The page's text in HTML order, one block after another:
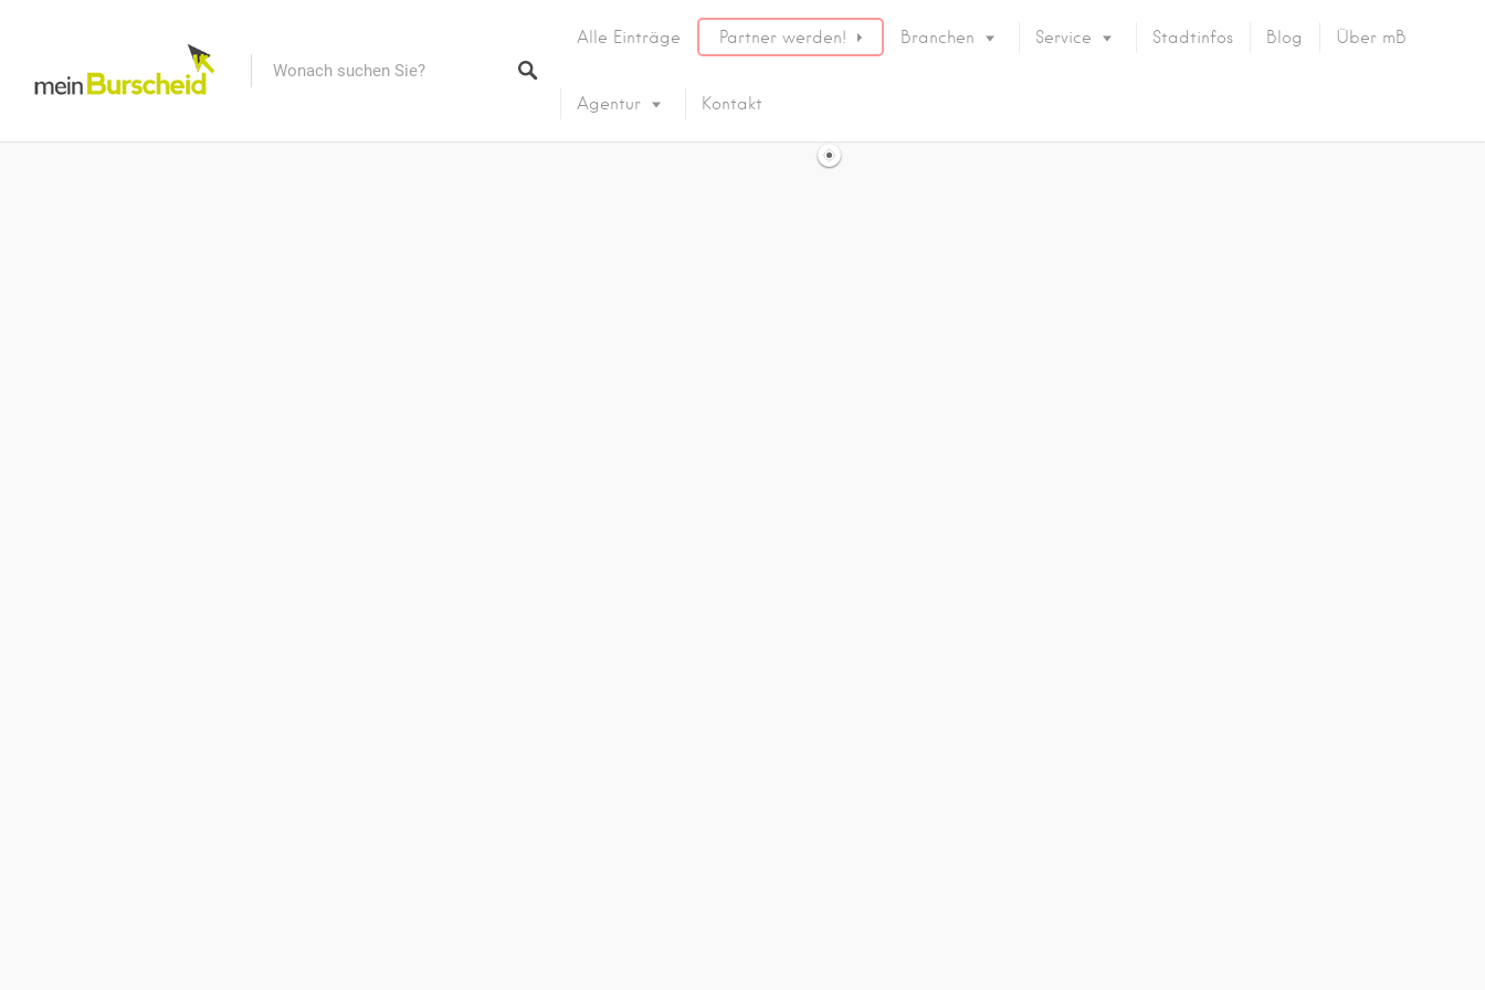
Alle Einträge Partner werden! Branchen Service Stadtinfos Blog Über mB
Agentur Kontakt